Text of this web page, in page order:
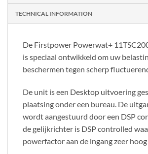
TECHNICAL INFORMATION
De Firstpower Powerwat+
is speciaal ontwikkeld om uw
beschermen tegen scherp
De unit is een Desktop uitvoering
plaatsing onder een bureau. De
wordt aangestuurd door een DSP
de gelijkrichter is DSP controlled
powerfactor aan de ingang zeer hoog